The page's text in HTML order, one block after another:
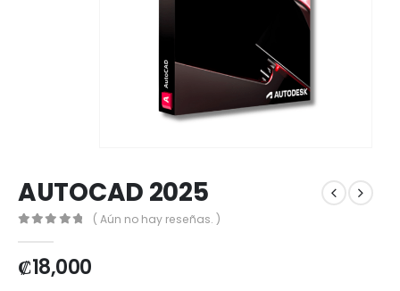
AUTOCAD 2025
( Aún no hay reseñas. )
₡18,000